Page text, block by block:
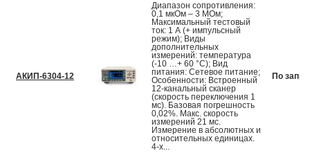
АКИП-6304-12
Диапазон сопротивления:
0,1 мкОм – 3 МОм;
Максимальный тестовый
ток: 1 А (+ импульсный
режим); Виды
дополнительных
измерений: температура
(-10 …+ 60 °C); Вид
питания: Сетевое питание;
Особенности: Встроенный
12-канальный сканер
(скорость переключения 1
мс). Базовая погрешность
0,02%. Макс. скорость
измерений 21 мс.
Измерение в абсолютных и
относительных единицах.
4-х...
По